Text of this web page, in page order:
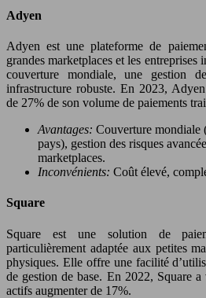
Adyen
Adyen est une plateforme de
grandes marketplaces et les
couverture mondiale, une gestion
infrastructure robuste. En 2023,
de 27% de son volume de paiements
Avantages: Couverture mondiale
pays), gestion des risques
marketplaces.
Inconvénients: Coût élevé,
Square
Square est une solution de
particulièrement adaptée aux petites
physiques. Elle offre une facilité
de gestion de base. En 2022, Square
actifs augmenter de 17%.